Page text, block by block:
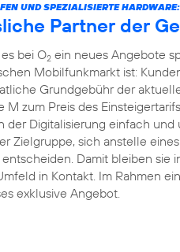
UND SPEZIALISIERTE HARDWARE:
Partner der
bei O2 ein neues Angebote
Mobilfunkmarkt ist:
Grundgebühr der
M zum Preis des
der Digitalisierung einfach
Zielgruppe, sich anstelle
Damit bleiben sie
in Kontakt. Im Rahmen
exklusive Angebot.